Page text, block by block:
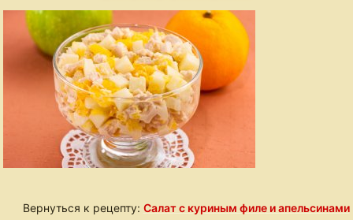
Вернуться к рецепту: Салат с куриным филе и апельсинами